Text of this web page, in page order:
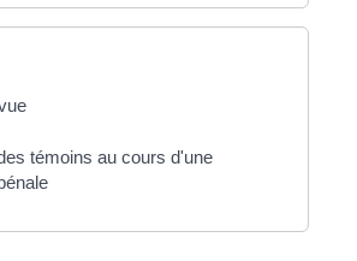
témoins au cours d'une